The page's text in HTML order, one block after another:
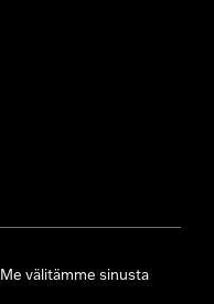
Me välitämme sinusta